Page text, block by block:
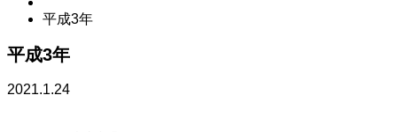
平成3年
平成3年
2021.1.24